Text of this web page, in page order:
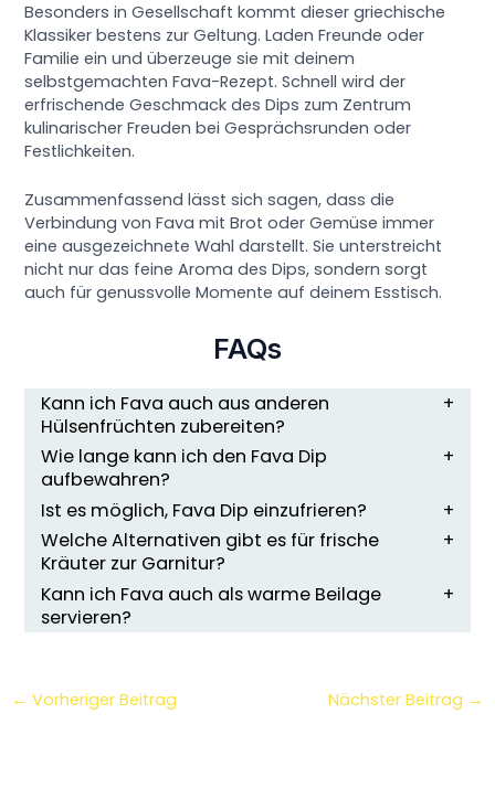
Besonders in Gesellschaft kommt dieser griechische
Klassiker bestens zur Geltung. Laden Freunde oder
Familie ein und überzeuge sie mit deinem
selbstgemachten Fava-Rezept. Schnell wird der
erfrischende Geschmack des Dips zum Zentrum
kulinarischer Freuden bei Gesprächsrunden oder
Festlichkeiten.
Zusammenfassend lässt sich sagen, dass die
Verbindung von Fava mit Brot oder Gemüse immer
eine ausgezeichnete Wahl darstellt. Sie unterstreicht
nicht nur das feine Aroma des Dips, sondern sorgt
auch für genussvolle Momente auf deinem Esstisch.
FAQs
Kann ich Fava auch aus anderen
Hülsenfrüchten zubereiten?
Wie lange kann ich den Fava Dip
aufbewahren?
Ist es möglich, Fava Dip einzufrieren?
Welche Alternativen gibt es für frische
Kräuter zur Garnitur?
Kann ich Fava auch als warme Beilage
servieren?
← Vorheriger Beitrag Nächster Beitrag →